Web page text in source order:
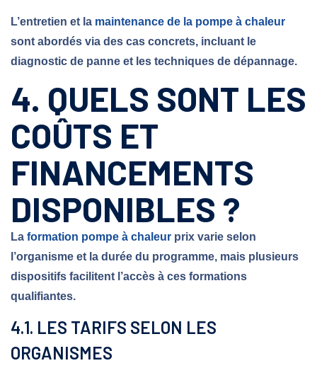
L’entretien et la maintenance de la pompe à chaleur
sont abordés via des cas concrets, incluant le
diagnostic de panne et les techniques de dépannage.
4. QUELS SONT LES
COÛTS ET
FINANCEMENTS
DISPONIBLES ?
La formation pompe à chaleur prix varie selon
l’organisme et la durée du programme, mais plusieurs
dispositifs facilitent l’accès à ces formations
qualifiantes.
4.1. LES TARIFS SELON LES
ORGANISMES